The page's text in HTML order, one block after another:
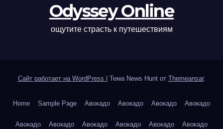
Odyssey Online
ощутите страсть к путешествиям
Сайт работает на WordPress Тема News Hunt от Themeansar.
Home Sample Page Авокадо Авокадо Авокадо Авокадо
Авокадо Авокадо Авокадо Авокадо Авокадо Авокадо